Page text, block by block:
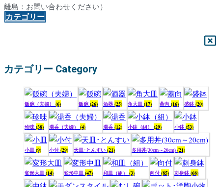
離島：お問い合わせください）
カテゴリー
カテゴリー Category
飯碗（夫婦） (6) 飯碗 (26) 酒器 (25) 角大皿 (17) 蓋向 (16) 盛鉢 (20)
珍味 (38) 湯呑（夫婦） (4) 湯呑 (12) 小鉢（組） (29) 小鉢 (53)
小皿 (9) 小付 (29) 天皿･とんすい (21) 多用丼(30cm～20cm) (21)
変形大皿 (14) 変形中皿 (47) 和皿（組） (3) 向付 (85) 刺身鉢 (68)